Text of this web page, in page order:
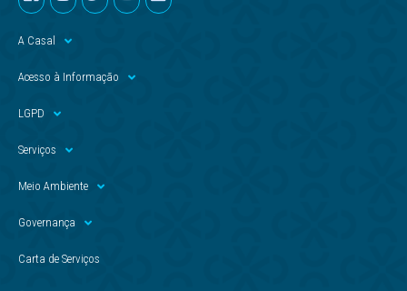
A Casal
Acesso à Informação
LGPD
Serviços
Meio Ambiente
Governança
Carta de Serviços